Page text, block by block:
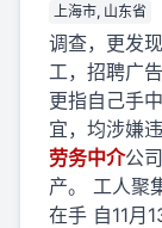
上海市, 山东省
调查，更发
工，招聘广
更指自己手
宜，均涉嫌
劳务中介公
产。 工人聚
在手 自11月